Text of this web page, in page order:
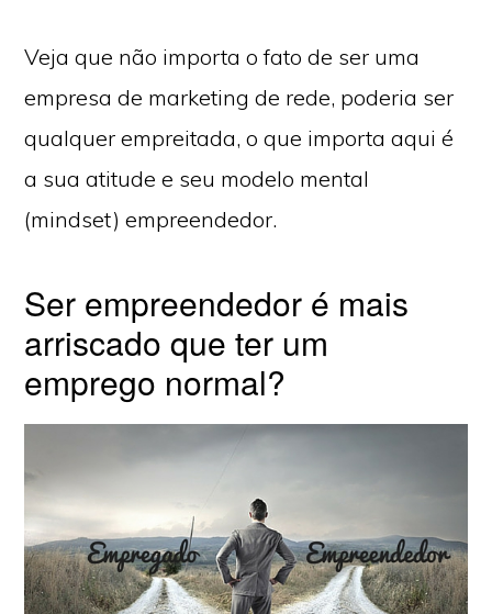
Veja que não importa o fato de ser uma
empresa de marketing de rede, poderia ser
qualquer empreitada, o que importa aqui é
a sua atitude e seu modelo mental
(mindset) empreendedor.
Ser empreendedor é mais
arriscado que ter um
emprego normal?